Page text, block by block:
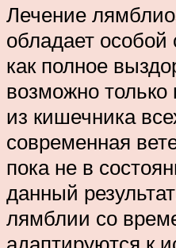
Лечение
обладает
как полное
возможно
из кишечника
современная
пока не в
данный
лямблии со
адаптируются к